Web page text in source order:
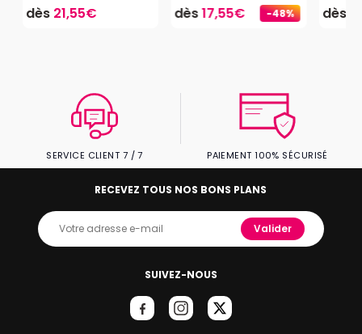
dès 21,55€ -48%
dès17,55€ dès
SERVICE CLIENT 7 / 7 PAIEMENT 100% SÉCURISÉ
SUIVEZ-NOUS
RECEVEZ TOUS NOS BONS PLANS
Valider